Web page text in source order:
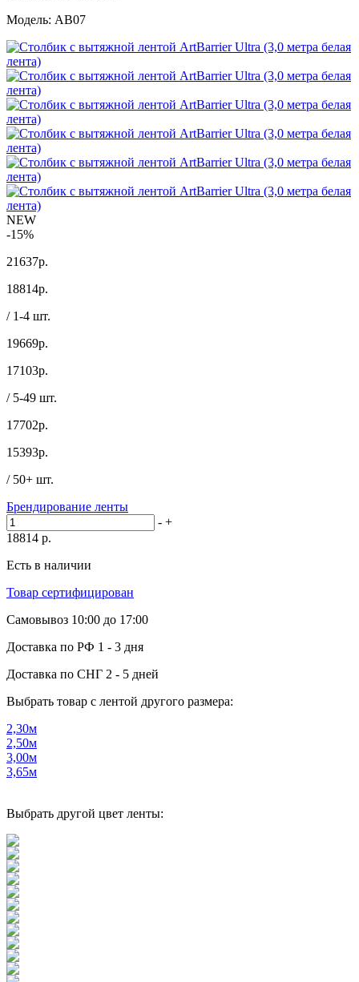
Модель: AB07
NEW
-15%
21637р.
18814р.
/ 1-4 шт.
19669р.
17103р.
/ 5-49 шт.
17702р.
15393р.
/ 50+ шт.
Брендирование ленты
- +
18814 р.
Есть в наличии
Товар сертифицирован
Самовывоз 10:00 до 17:00
Доставка по РФ 1 - 3 дня
Доставка по СНГ 2 - 5 дней
Выбрать товар с лентой другого размера:
2,30м
2,50м
3,00м
3,65м
Выбрать другой цвет ленты: